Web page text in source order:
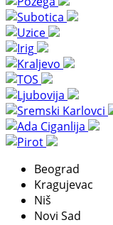
Beograd
Kragujevac
Niš
Novi Sad